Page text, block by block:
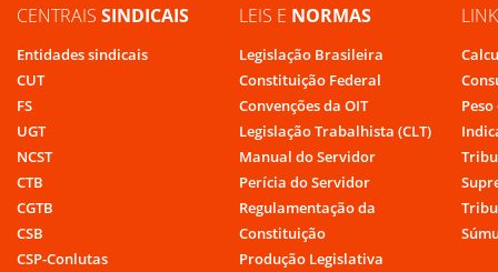
CENTRAIS SINDICAIS
Entidades sindicais
CUT
FS
UGT
NCST
CTB
CGTB
CSB
CSP-Conlutas
LEIS E NORMAS
Legislação Brasileira
Constituição Federal
Convenções da OIT
Legislação Trabalhista (CLT)
Manual do Servidor
Perícia do Servidor
Regulamentação da
Constituição
Produção Legislativa